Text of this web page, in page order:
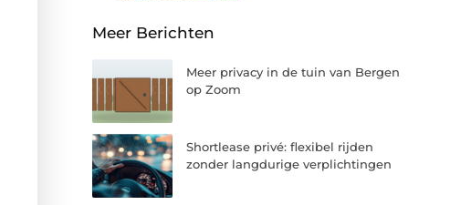
Meer Berichten
Meer privacy in de tuin van Bergen
op Zoom
Shortlease privé: flexibel rijden
zonder langdurige verplichtingen